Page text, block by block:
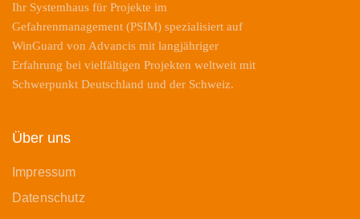
Ihr Systemhaus für Projekte im
Gefahrenmanagement (PSIM) spezialisiert auf
WinGuard von Advancis mit langjähriger
Erfahrung bei vielfältigen Projekten weltweit mit
Schwerpunkt Deutschland und der Schweiz.
Über uns
Impressum
Datenschutz